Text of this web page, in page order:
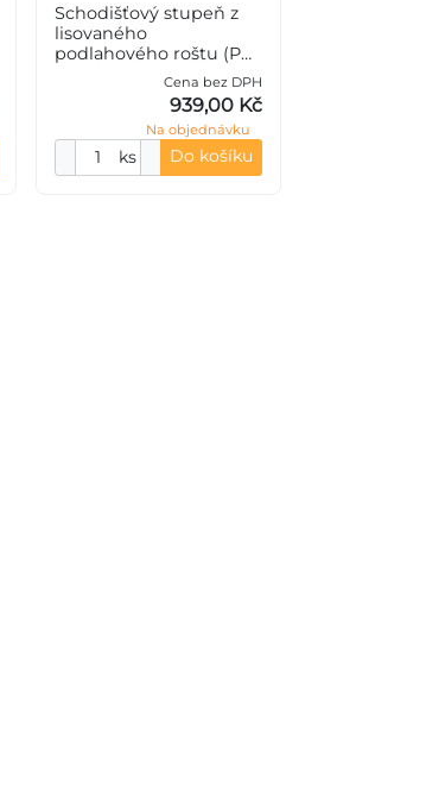
Schodišťový stupeň z
lisovaného
podlahového roštu (PR),
33/33 - rozteče nosných
33 mm / rozpěrných 33
mm, výška 40 mm, síla
2 mm, ocel S235JR
(ST37.2
Cena bez DPH
939,00 Kč
Na objednávku
ks Do košíku